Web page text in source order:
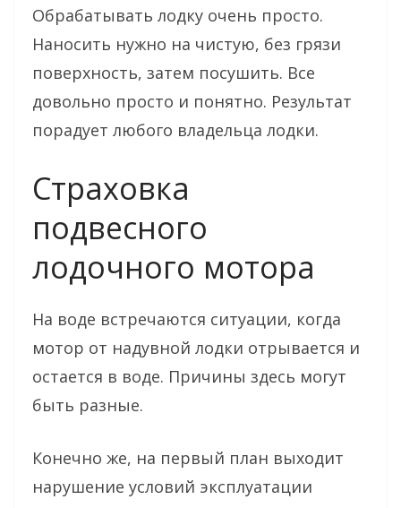
Обрабатывать лодку очень просто.
Наносить нужно на чистую, без грязи
поверхность, затем посушить. Все
довольно просто и понятно. Результат
порадует любого владельца лодки.
Страховка
подвесного
лодочного мотора
На воде встречаются ситуации, когда
мотор от надувной лодки отрывается и
остается в воде. Причины здесь могут
быть разные.
Конечно же, на первый план выходит
нарушение условий эксплуатации